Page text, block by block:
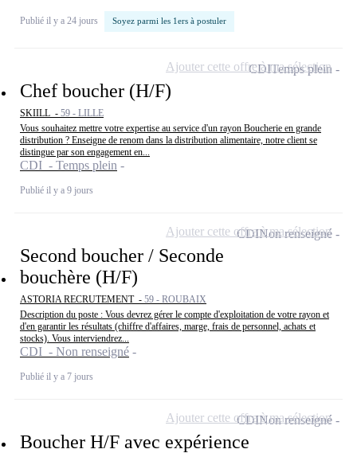
Publié il y a 24 jours Soyez parmi les 1ers à postuler
Chef boucher (H/F)
SKIILL - 59 - LILLE
Vous souhaitez mettre votre expertise au service d'un rayon Boucherie en grande
distribution ? Enseigne de renom dans la distribution alimentaire, notre client se
distingue par son engagement en...
CDI - Temps plein
Publié il y a 9 jours
CDITemps plein
Ajouter cette offre à ma sélection
Second boucher / Seconde
bouchère (H/F)
ASTORIA RECRUTEMENT - 59 - ROUBAIX
Description du poste : Vous devrez gérer le compte d'exploitation de votre rayon et
d'en garantir les résultats (chiffre d'affaires, marge, frais de personnel, achats et
stocks). Vous interviendrez...
CDI - Non renseigné
Publié il y a 7 jours
CDINon renseigné
Ajouter cette offre à ma sélection
Boucher H/F avec expérience
CDINon renseigné
Ajouter cette offre à ma sélection